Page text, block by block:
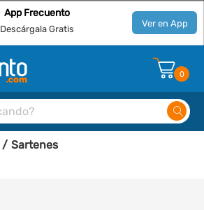
App Frecuento
Descárgala Gratis Ver en App
0
Sartenes